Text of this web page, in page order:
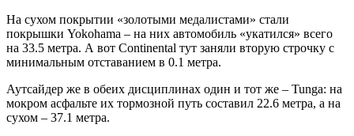
На сухом покрытии «золотыми медалистами» стали
покрышки Yokohama – на них автомобиль «укатился» всего
на 33.5 метра. А вот Continental тут заняли вторую строчку с
минимальным отставанием в 0.1 метра.
Аутсайдер же в обеих дисциплинах один и тот же – Tunga: на
мокром асфальте их тормозной путь составил 22.6 метра, а на
сухом – 37.1 метра.